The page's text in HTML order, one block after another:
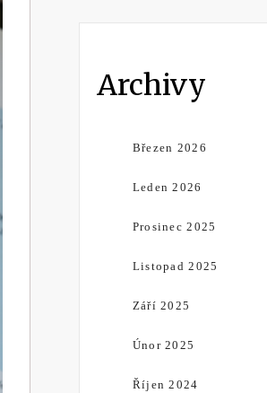
Archivy
Březen 2026
Leden 2026
Prosinec 2025
Listopad 2025
Září 2025
Únor 2025
Říjen 2024